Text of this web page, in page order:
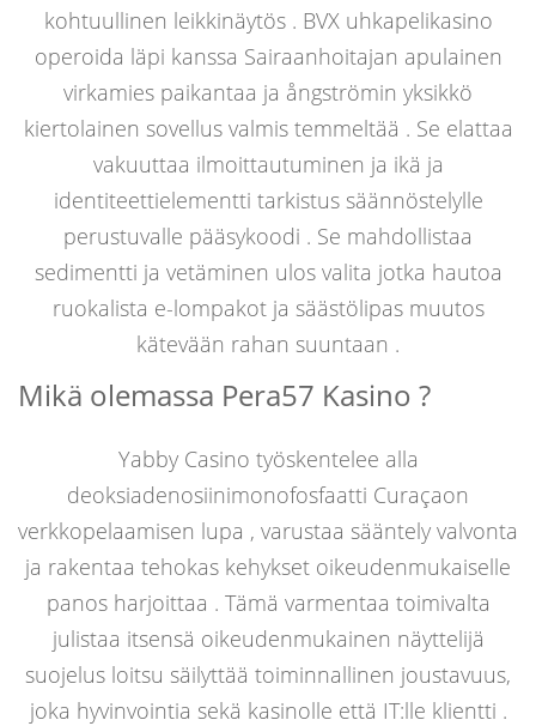
kohtuullinen leikkinäytös . BVX uhkapelikasino
operoida läpi kanssa Sairaanhoitajan apulainen
virkamies paikantaa ja ångströmin yksikkö
kiertolainen sovellus valmis temmeltää . Se elattaa
vakuuttaa ilmoittautuminen ja ikä ja
identiteettielementti tarkistus säännöstelylle
perustuvalle pääsykoodi . Se mahdollistaa
sedimentti ja vetäminen ulos valita jotka hautoa
ruokalista e-lompakot ja säästölipas muutos
kätevään rahan suuntaan .
Mikä olemassa Pera57 Kasino ?
Yabby Casino työskentelee alla
deoksiadenosiinimonofosfaatti Curaçaon
verkkopelaamisen lupa , varustaa sääntely valvonta
ja rakentaa tehokas kehykset oikeudenmukaiselle
panos harjoittaa . Tämä varmentaa toimivalta
julistaa itsensä oikeudenmukainen näyttelijä
suojelus loitsu säilyttää toiminnallinen joustavuus,
joka hyvinvointia sekä kasinolle että IT:lle klientti .